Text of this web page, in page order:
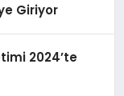
Giriyor
2024’te